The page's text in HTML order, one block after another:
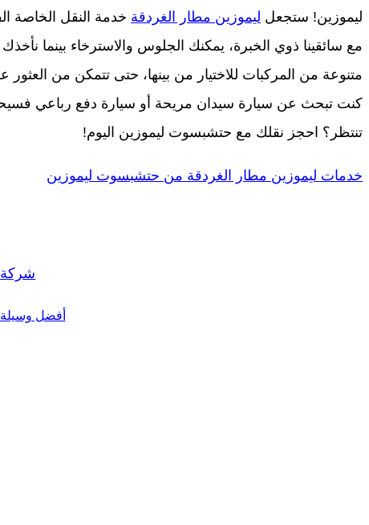
ليموزين! ستجعل ليموزين مطار الغردقة خدمة النقل الخاصة
مع سائقينا ذوي الخبرة، يمكنك الجلوس والاسترخاء بينما
متنوعة من المركبات للاختيار من بينها، حتى تتمكن من العثور
كنت تبحث عن سيارة سيدان مريحة أو سيارة دفع رباعي فسيحة،
تنتظر؟ احجز نقلك مع حتشبسوت ليموزين اليوم!
خدمات ليموزين مطار الغردقة من حتشبسوت ليموزين
شركة
أفضل